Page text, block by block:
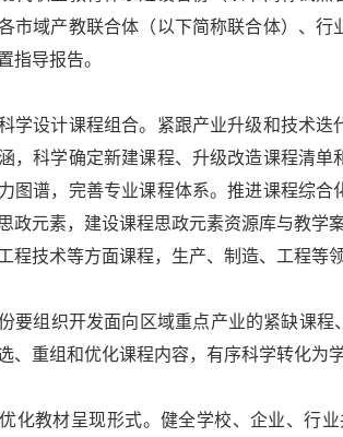
市域产教联合体（以下简称联合体）、
指导报告。
设计课程组合。紧跟产业升级和技术迭
，科学确定新建课程、升级改造课程清
图谱，完善专业课程体系。推进课程综
政元素，建设课程思政元素资源库与教学
程技术等方面课程，生产、制造、工程等
组织开发面向区域重点产业的紧缺课程
、重组和优化课程内容，有序科学转化为
教材呈现形式。健全学校、企业、行业